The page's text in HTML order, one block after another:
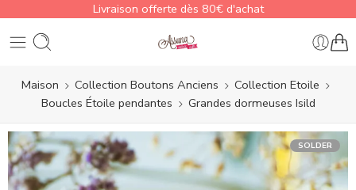
Livraison offerte dès 80€ d'achat
Maison Collection Boutons Anciens
Collection Etoile
Boucles Étoile pendantes
Grandes dormeuses Isild
SOLDER